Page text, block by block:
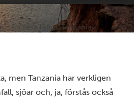
En resa längs Tanzanias
men Tanzania har verkligen
sjöar och, ja, förstås också